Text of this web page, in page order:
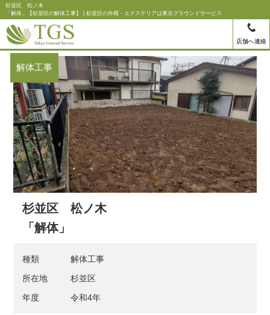
杉並区 松ノ木
「解体」【杉並区の解体工事】 | 杉並区の外構・エクステリアは東京グラウンドサービス
店舗へ連絡
解体工事
杉並区 松ノ木
「解体」
種類
解体工事
所在地
杉並区
年度
令和4年